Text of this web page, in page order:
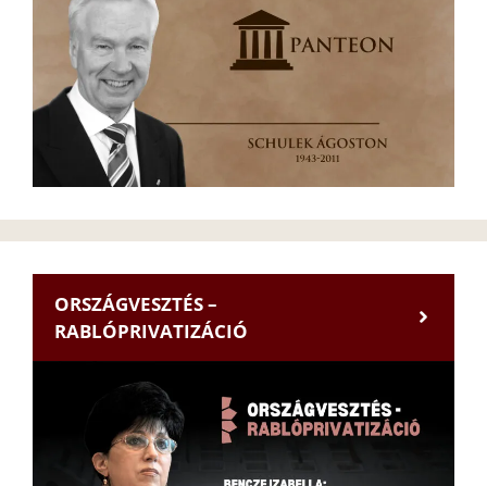
ORSZÁGVESZTÉS –
RABLÓPRIVATIZÁCIÓ